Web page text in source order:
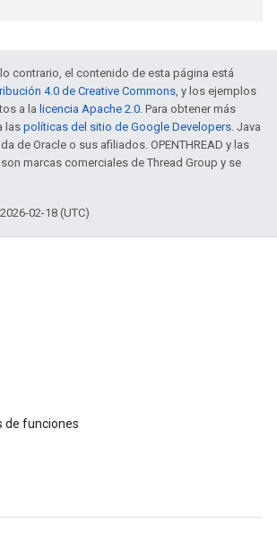
contrario, el contenido de esta página está
4.0 de Creative Commons, y los ejemplos
a la licencia Apache 2.0. Para obtener más
las políticas del sitio de Google Developers. Java
de Oracle o sus afiliados. OPENTHREAD y las
marcas comerciales de Thread Group y se
02-18 (UTC)
de funciones